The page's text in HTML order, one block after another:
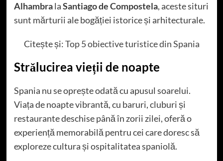
AlhambralaSantiago de Compostela, aceste situri
sunt mărturii ale bogăției istorice și arhitecturale.
Citește și:Top 5 obiective turistice din Spania
Strălucirea vieții de noapte
Spania nu se oprește odată cu apusul soarelui.
Viața de noapte vibrantă, cu baruri, cluburi și
restaurante deschise până în zorii zilei, oferă o
experiență memorabilă pentru cei care doresc să
exploreze cultura și ospitalitatea spaniolă.